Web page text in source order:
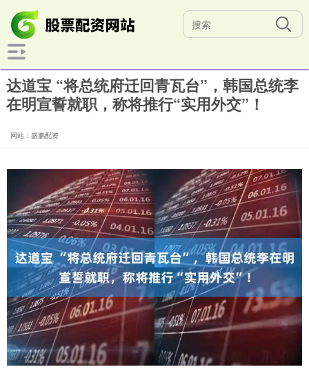
达道宝 “将总统府迁回青瓦台”，韩国总统李
在明宣誓就职，称将推行“实用外交”！
网站：盛鹏配资